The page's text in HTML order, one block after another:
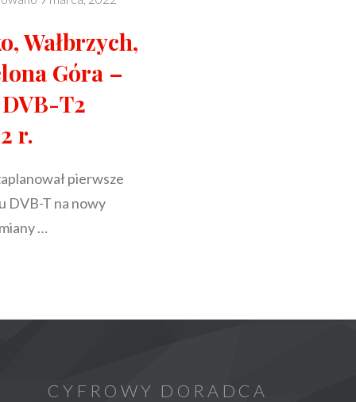
Wałbrzych,
Góra –
DVB-T2
r.
pierwsze
DVB-T na nowy
…
CYFROWY DORADCA